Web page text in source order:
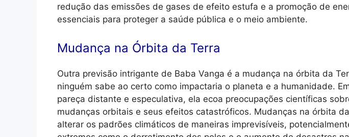
redução das emissões de gases de efeito estufa e a promoção de
essenciais para proteger a saúde pública e o meio ambiente.
Mudança na Órbita da Terra
Outra previsão intrigante de Baba Vanga é a mudança na órbita da
ninguém sabe ao certo como impactaria o planeta e a humanidade.
pareça distante e especulativa, ela ecoa preocupações científicas
mudanças orbitais e seus efeitos catastróficos. Mudanças na órbita
alterar os padrões climáticos de maneiras imprevisíveis,